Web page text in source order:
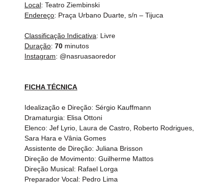
Local: Teatro Ziembinski
Endereço: Praça Urbano Duarte, s/n – Tijuca
Classificação Indicativa: Livre
Duração: 70 minutos
Instagram: @nasruasaoredor
FICHA TÉCNICA
Idealização e Direção: Sérgio Kauffmann
Dramaturgia: Elisa Ottoni
Elenco: Jef Lyrio, Laura de Castro, Roberto Rodrigues,
Sara Hara e Vânia Gomes
Assistente de Direção: Juliana Brisson
Direção de Movimento: Guilherme Mattos
Direção Musical: Rafael Lorga
Preparador Vocal: Pedro Lima